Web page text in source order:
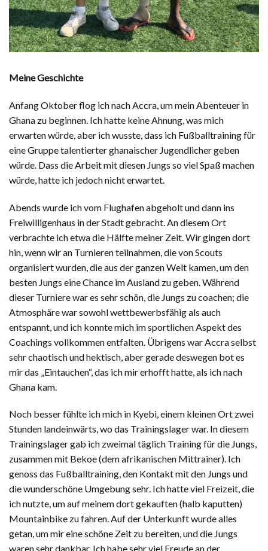
Meine Geschichte
Anfang Oktober flog ich nach Accra, um mein Abenteuer in
Ghana zu beginnen. Ich hatte keine Ahnung, was mich
erwarten würde, aber ich wusste, dass ich Fußballtraining für
eine Gruppe talentierter ghanaischer Jugendlicher geben
würde. Dass die Arbeit mit diesen Jungs so viel Spaß machen
würde, hatte ich jedoch nicht erwartet.
Abends wurde ich vom Flughafen abgeholt und dann ins
Freiwilligenhaus in der Stadt gebracht. An diesem Ort
verbrachte ich etwa die Hälfte meiner Zeit. Wir gingen dort
hin, wenn wir an Turnieren teilnahmen, die von Scouts
organisiert wurden, die aus der ganzen Welt kamen, um den
besten Jungs eine Chance im Ausland zu geben. Während
dieser Turniere war es sehr schön, die Jungs zu coachen; die
Atmosphäre war sowohl wettbewerbsfähig als auch
entspannt, und ich konnte mich im sportlichen Aspekt des
Coachings vollkommen entfalten. Übrigens war Accra selbst
sehr chaotisch und hektisch, aber gerade deswegen bot es
mir das „Eintauchen“, das ich mir erhofft hatte, als ich nach
Ghana kam.
Noch besser fühlte ich mich in Kyebi, einem kleinen Ort zwei
Stunden landeinwärts, wo das Trainingslager war. In diesem
Trainingslager gab ich zweimal täglich Training für die Jungs,
zusammen mit Bekoe (dem afrikanischen Mittrainer). Ich
genoss das Fußballtraining, den Kontakt mit den Jungs und
die wunderschöne Umgebung sehr. Ich hatte viel Freizeit, die
ich nutzte, um auf meinem dort gekauften (halb kaputten)
Mountainbike zu fahren. Auf der Unterkunft wurde alles
getan, um mir eine schöne Zeit zu bereiten, und die Jungs
waren sehr dankbar. Ich habe sehr viel Freude an der